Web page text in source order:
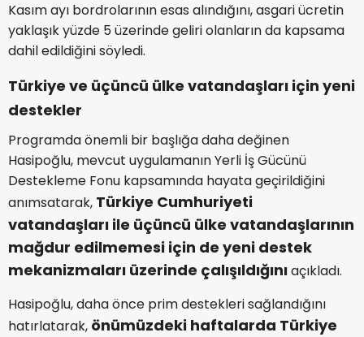
Kasım ayı bordrolarının esas alındığını, asgari ücretin
yaklaşık yüzde 5 üzerinde geliri olanların da kapsama
dahil edildiğini söyledi.
Türkiye ve üçüncü ülke vatandaşları için yeni
destekler
Programda önemli bir başlığa daha değinen
Hasipoğlu, mevcut uygulamanın Yerli İş Gücünü
Destekleme Fonu kapsamında hayata geçirildiğini
anımsatarak, Türkiye Cumhuriyeti
vatandaşları ile üçüncü ülke vatandaşlarının
mağdur edilmemesi için de yeni destek
mekanizmaları üzerinde çalışıldığınıaçıkladı.
Hasipoğlu, daha önce prim destekleri sağlandığını
hatırlatarak, önümüzdeki haftalarda Türkiye